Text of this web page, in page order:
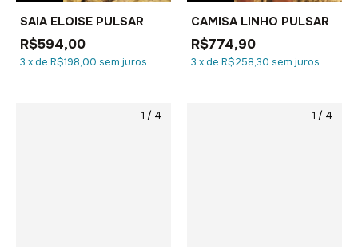
SAIA ELOISE PULSAR
R$594,00
3 xde R$198,00 sem juros
CAMISA LINHO PULSAR
R$774,90
3 xde R$258,30 sem juros
1 / 4 1 / 4